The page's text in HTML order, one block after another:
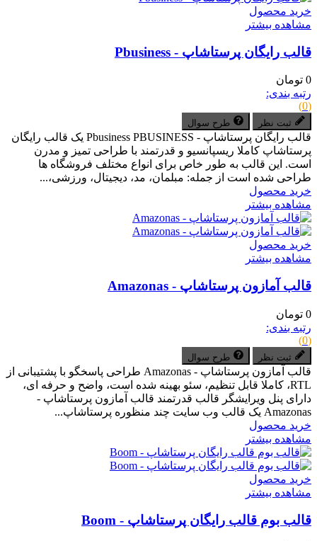
خرید محصول
مشاهده بیشتر
قالب رایگان پرستاشاپ - Pbusiness
0 تومان
رتبه بندی:
(0)
ثبت نظر طرح سوال
قالب رایگان پرستاشاپ - Pbusiness PBUSINESS یک قالب رایگان
پرستاشاپ کاملا ریسپانسیو و قدرتمند با طراحی تمیز و مدرن
است. این قالب به طور خاص برای انواع مختلف فروشگاه ها
طراحی شده است از جمله: مبلمان، مد، دیجیتال، ورزشی،...
خرید محصول
مشاهده بیشتر
خرید محصول
مشاهده بیشتر
قالب آمازون پرستاشاپ - Amazonas
0 تومان
رتبه بندی:
(0)
ثبت نظر طرح سوال
قالب آمازون پرستاشاپ - Amazonas طراحی پاسخگو با پشتیبانی از
RTL، کاملا قابل تنظیم، سئو بهینه شده است، واضح و حرفه ای،
دارای پنل ویرایشگر قالب قدرتمند قالب آمازون پرستاشاپ -
Amazonas یک قالب وب سایت چند منظوره پرستاشاپ...
خرید محصول
مشاهده بیشتر
خرید محصول
مشاهده بیشتر
قالب بوم قالب رایگان پرستاشاپ - Boom